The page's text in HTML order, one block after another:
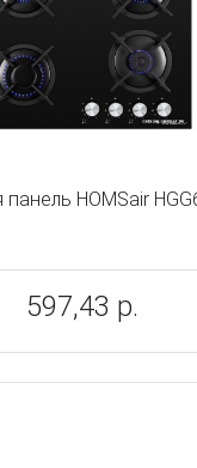
панель HOMSair
597,43 р.